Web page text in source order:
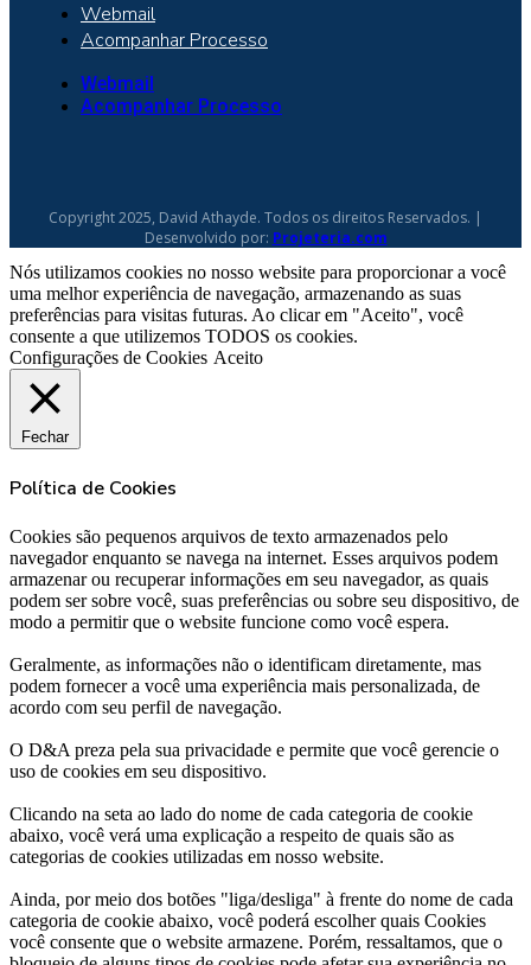
Webmail
Acompanhar Processo
Webmail
Acompanhar Processo
Copyright 2025, David Athayde. Todos os direitos Reservados. |
Desenvolvido por: Projeteria.com
Nós utilizamos cookies no nosso website para proporcionar a você
uma melhor experiência de navegação, armazenando as suas
preferências para visitas futuras. Ao clicar em "Aceito", você
consente a que utilizemos TODOS os cookies.
Configurações de Cookies Aceito
Fechar
Política de Cookies
Cookies são pequenos arquivos de texto armazenados pelo
navegador enquanto se navega na internet. Esses arquivos podem
armazenar ou recuperar informações em seu navegador, as quais
podem ser sobre você, suas preferências ou sobre seu dispositivo, de
modo a permitir que o website funcione como você espera.
Geralmente, as informações não o identificam diretamente, mas
podem fornecer a você uma experiência mais personalizada, de
acordo com seu perfil de navegação.
O D&A preza pela sua privacidade e permite que você gerencie o
uso de cookies em seu dispositivo.
Clicando na seta ao lado do nome de cada categoria de cookie
abaixo, você verá uma explicação a respeito de quais são as
categorias de cookies utilizadas em nosso website.
Ainda, por meio dos botões "liga/desliga" à frente do nome de cada
categoria de cookie abaixo, você poderá escolher quais Cookies
você consente que o website armazene. Porém, ressaltamos, que o